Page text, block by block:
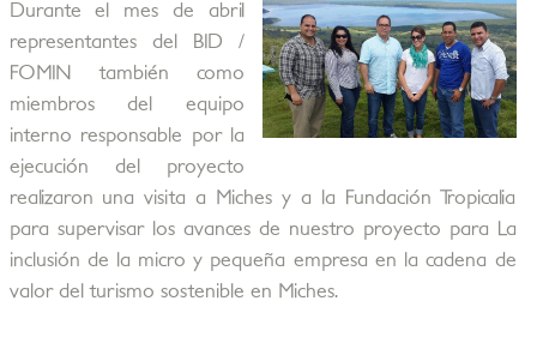
Durante el mes de abril
representantes del BID /
FOMIN también como
miembros del equipo
interno responsable por la
ejecución del proyecto
realizaron una visita a Miches y a la Fundación Tropicalia
para supervisar los avances de nuestro proyecto para La
inclusión de la micro y pequeña empresa en la cadena de
valor del turismo sostenible en Miches.